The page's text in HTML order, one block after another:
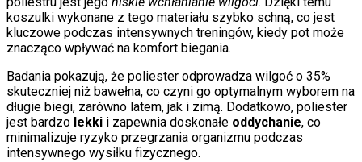
koszulki wykonane z tego materiału szybko schną, co jest
kluczowe podczas intensywnych treningów, kiedy pot może
znacząco wpływać na komfort biegania.
Badania pokazują, że poliester odprowadza wilgoć o 35%
skuteczniej niż bawełna, co czyni go optymalnym wyborem na
długie biegi, zarówno latem, jak i zimą. Dodatkowo, poliester
jest bardzo lekki i zapewnia doskonałe oddychanie, co
minimalizuje ryzyko przegrzania organizmu podczas
intensywnego wysiłku fizycznego.